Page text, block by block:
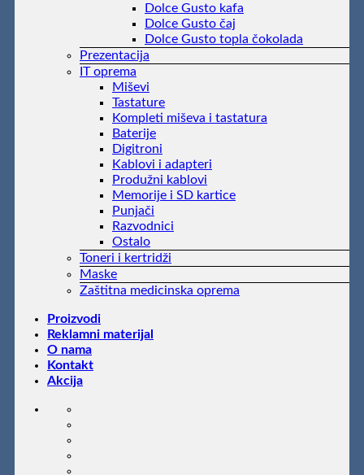
Dolce Gusto kafa
Dolce Gusto čaj
Dolce Gusto topla čokolada
Prezentacija
IT oprema
Miševi
Tastature
Kompleti miševa i tastatura
Baterije
Digitroni
Kablovi i adapteri
Produžni kablovi
Memorije i SD kartice
Punjači
Razvodnici
Ostalo
Toneri i kertridži
Maske
Zaštitna medicinska oprema
Proizvodi
Reklamni materijal
O nama
Kontakt
Akcija